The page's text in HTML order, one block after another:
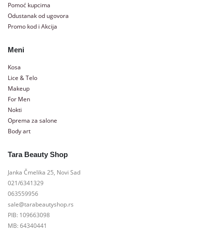
Pomoć kupcima
Odustanak od ugovora
Promo kod i Akcija
Meni
Kosa
Lice & Telo
Makeup
For Men
Nokti
Oprema za salone
Body art
Tara Beauty Shop
Janka Čmelika 25, Novi Sad
021/6341329
063559956
sale@tarabeautyshop.rs
PIB: 109663098
MB: 64340441